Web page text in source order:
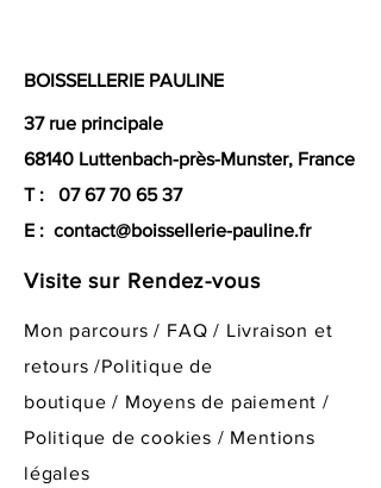
BOISSELLERIE PAULINE
37 rue principale
68140 Luttenbach-près-Munster, France
T : 07 67 70 65 37
E : contact@boissellerie-pauline.fr
Visite sur Rendez-vous
Mon parcours / FAQ / Livraison et
retours /Politique de
boutique/ Moyens de paiement /
Politique de cookies / Mentions
légales